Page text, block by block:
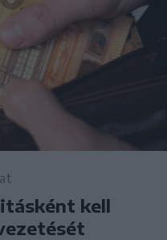
kell